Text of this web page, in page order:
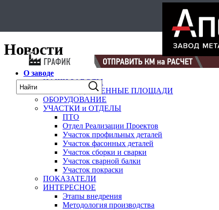
Новости
О заводе
НАШИ ЗАВОДЫ
ПРОИЗВОДСТВЕННЫЕ ПЛОЩАДИ
ОБОРУДОВАНИЕ
УЧАСТКИ и ОТДЕЛЫ
ПТО
Отдел Реализации Проектов
Участок профильных деталей
Участок фасонных деталей
Участок сборки и сварки
Участок сварной балки
Участок покраски
ПОКАЗАТЕЛИ
ИНТЕРЕСНОЕ
Этапы внедрения
Методология производства